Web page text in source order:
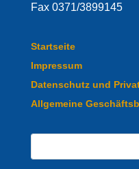
Fax 0371/3899145
Startseite
Impressum
Datenschutz und
Allgemeine